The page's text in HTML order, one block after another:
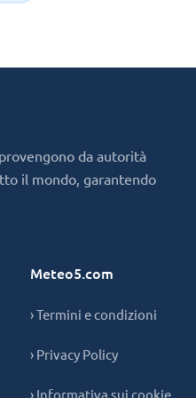
da autorità
il mondo, garantendo
Meteo5.com
› Termini e condizioni
› Privacy Policy
› Informativa sui cookie